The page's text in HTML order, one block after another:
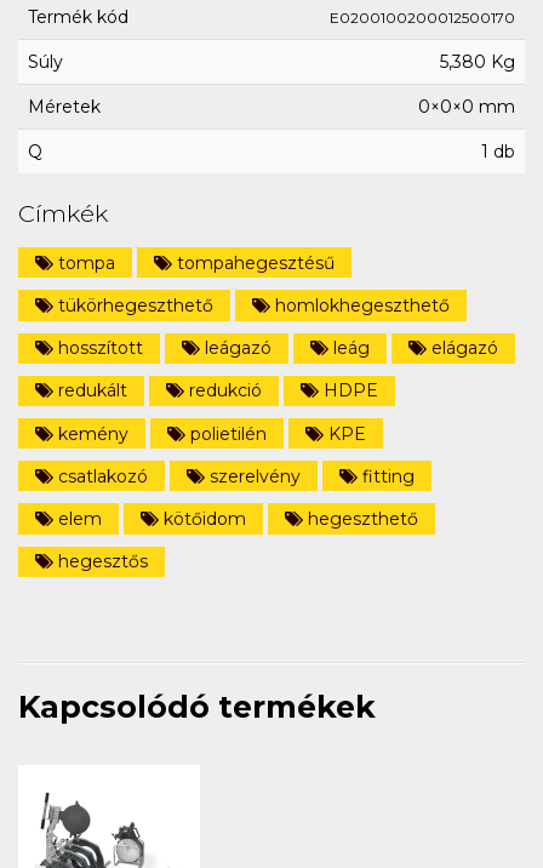
Termék kód E0200100200012500170
Súly 5,380 Kg
Méretek 0×0×0 mm
Q 1 db
Címkék
tompa
tompahegesztésű
tükörhegeszthető
homlokhegeszthető
hosszított
leágazó leág
elágazó
redukált
redukció
HDPE
kemény
polietilén
KPE
csatlakozó
szerelvény
fitting
elem
kötőidom
hegeszthető
hegesztős
Kapcsolódó termékek